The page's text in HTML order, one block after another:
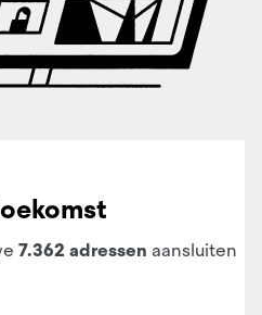
7.362 adressen aansluiten